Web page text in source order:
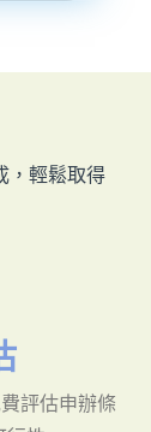
，輕鬆取得
評估申辦條